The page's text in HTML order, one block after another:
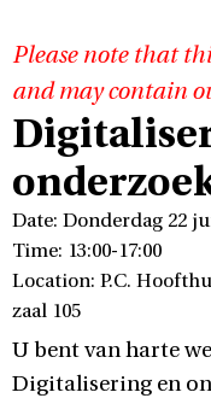
Please note that
and may contain
Date: Donderdag 22
Time: 13:00-17:00
Location: P.C.
zaal 105
U bent van harte
Digitalisering en